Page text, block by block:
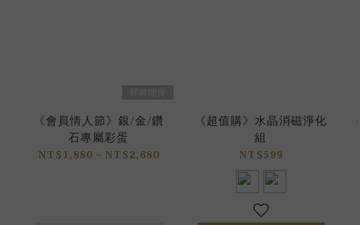
《會員情人節》銀/金/鑽
石專屬彩蛋
NT$1,880 ~ NT$2,680
《超值購》水晶消磁淨化
組
NT$599